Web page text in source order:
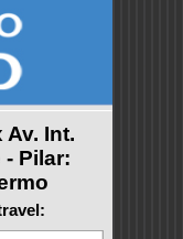
Av. Int.
Pilar: